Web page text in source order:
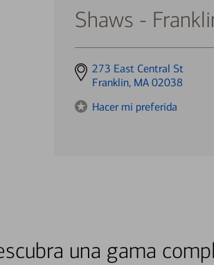
Shaws -
Get
directions
273 East Central St
Franklin, MA 02038
Hacer mi preferida
una gama